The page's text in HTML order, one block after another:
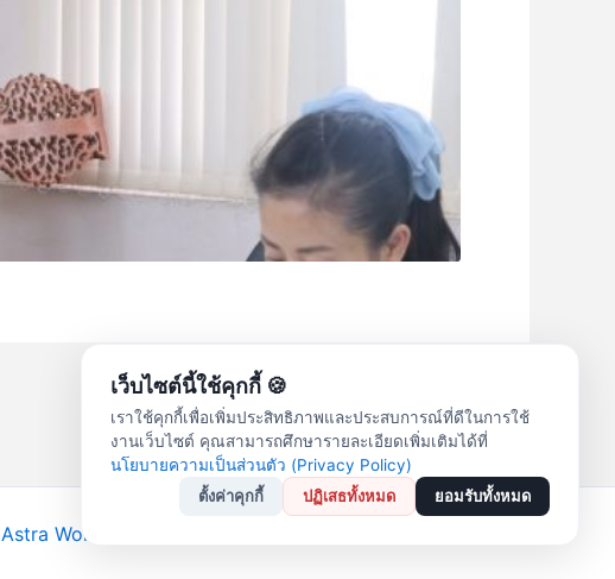
Astra WordPress Theme
เว็บไซต์นี้ใช้คุกกี้ 🍪
เราใช้คุกกี้เพื่อเพิ่มประสิทธิภาพและประสบการณ์ที่ดีในการใช้
งานเว็บไซต์ คุณสามารถศึกษารายละเอียดเพิ่มเติมได้ที่
นโยบายความเป็นส่วนตัว (Privacy Policy)
ตั้งค่าคุกกี้
ปฏิเสธทั้งหมด ยอมรับทั้งหมด